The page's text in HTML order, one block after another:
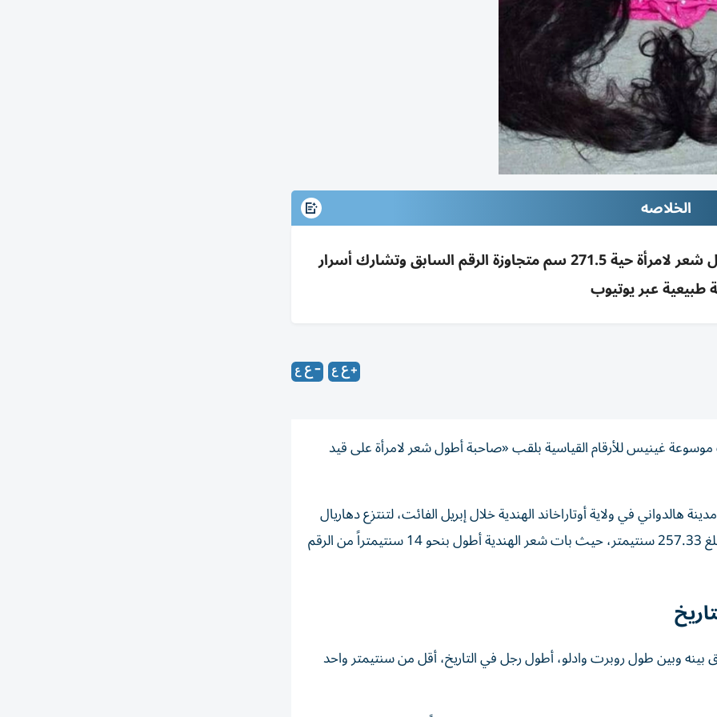
الخلاصه
الهندية رينو دهاريال تسجل رقماً في غينيس بأطول شعر لامرأة حية 271.5 سم متجاوزة الرقم السابق وتشارك أسرار
طبيعية عبر يوتيوب
موسوعة غينيس للأرقام القياسية بلقب «صاحبة أطول شعر لامرأة على قيد
في ولاية أوتاراخاند الهندية خلال إبريل الفائت، لتنتزع دهاريال
اللقب من الأوكرانية عليا ناسيروفا، التي سجل شعرها طولاً بلغ 257.33 سنتيمتر، حيث بات شعر الهندية أطول بنحو 14 سنتيمتراً من الرقم
وبين طول روبرت وادلو، أطول رجل في التاريخ، أقل من سنتيمتر واحد